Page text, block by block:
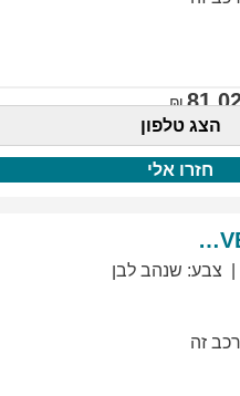
הצג טלפון
חזרו אלי
צבע: שנהב לבן
זה